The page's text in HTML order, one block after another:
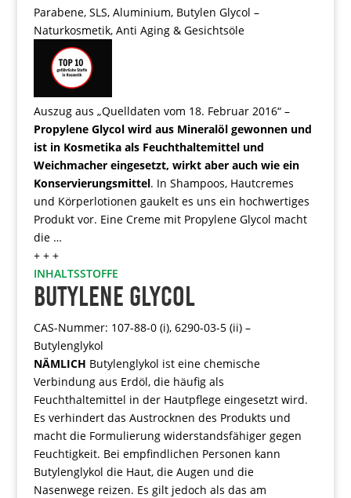
Parabene, SLS, Aluminium, Butylen Glycol –
Naturkosmetik, Anti Aging & Gesichtsöle
Auszug aus „Quelldaten vom 18. Februar 2016“ –
Propylene Glycol wird aus Mineralöl gewonnen und
ist in Kosmetika als Feuchthaltemittel und
Weichmacher eingesetzt, wirkt aber auch wie ein
Konservierungsmittel. In Shampoos, Hautcremes
und Körperlotionen gaukelt es uns ein hochwertiges
Produkt vor. Eine Creme mit Propylene Glycol macht
die …
+ + +
INHALTSSTOFFE
BUTYLENE GLYCOL
CAS-Nummer: 107-88-0 (i), 6290-03-5 (ii) –
Butylenglykol
NÄMLICH Butylenglykol ist eine chemische
Verbindung aus Erdöl, die häufig als
Feuchthaltemittel in der Hautpflege eingesetzt wird.
Es verhindert das Austrocknen des Produkts und
macht die Formulierung widerstandsfähiger gegen
Feuchtigkeit. Bei empfindlichen Personen kann
Butylenglykol die Haut, die Augen und die
Nasenwege reizen. Es gilt jedoch als das am